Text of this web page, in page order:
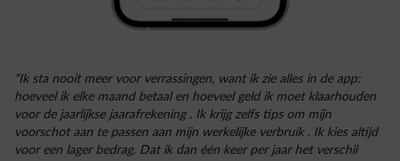
“Ik sta nooit meer voor verrassingen, want ik zie alles in de app:
hoeveel ik elke maand betaal en hoeveel geld ik moet klaarhouden
voor de jaarlijkse jaarafrekening . Ik krijg zelfs tips om mijn
voorschot aan te passen aan mijn werkelijke verbruik . Ik kies altijd
voor een lager bedrag. Dat ik dan één keer per jaar het verschil